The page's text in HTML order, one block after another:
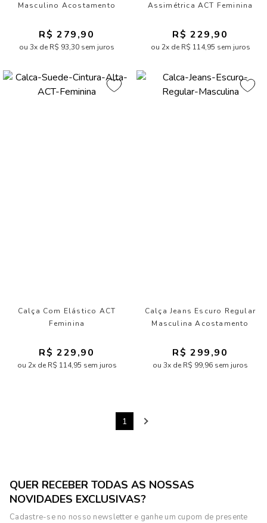
Masculino Acostamento
R$ 279,90
ou 3x de R$ 93,30 sem juros
Assimétrica ACT Feminina
R$ 229,90
ou 2x de R$ 114,95 sem juros
Calça Com Elástico ACT
Feminina
R$ 229,90
ou 2x de R$ 114,95 sem juros
Calça Jeans Escuro Regular
Masculina Acostamento
R$ 299,90
ou 3x de R$ 99,96 sem juros
1
QUER RECEBER TODAS AS NOSSAS
NOVIDADES EXCLUSIVAS?
Cadastre-se no nosso newsletter e ganhe um cupom de presente